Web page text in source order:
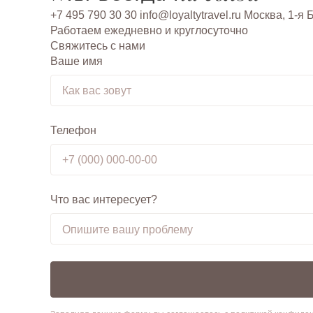
+7 495 790 30 30 info@loyaltytravel.ru Москва, 1-я
Работаем ежедневно и круглосуточно
Свяжитесь с нами
Ваше имя
Телефон
Что вас интересует?